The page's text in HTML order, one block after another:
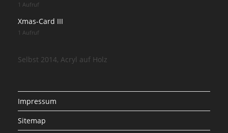
1 Aufruf
Xmas-Card III
1 Aufruf
Selbst 2014, Acryl auf Holz
Impressum
Sitemap